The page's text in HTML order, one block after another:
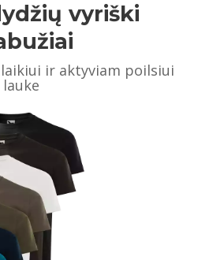
vyriški
ir aktyviam poilsiui
lauke